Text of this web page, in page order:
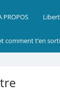
PROPOS
comment t’en